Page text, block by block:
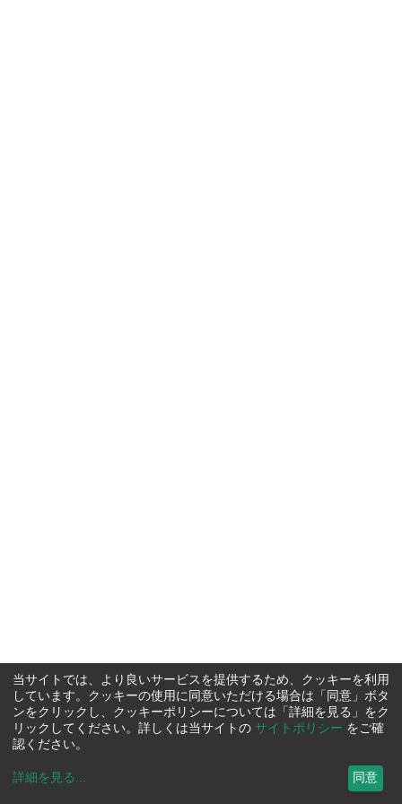
当サイトでは、より良いサービスを提供するため、クッキーを利用
しています。クッキーの使用に同意いただける場合は「同意」ボタ
ンをクリックし、クッキーポリシーについては「詳細を見る」をク
リックしてください。詳しくは当サイトの サイトポリシー をご確
認ください。
詳細を見る ... 同意